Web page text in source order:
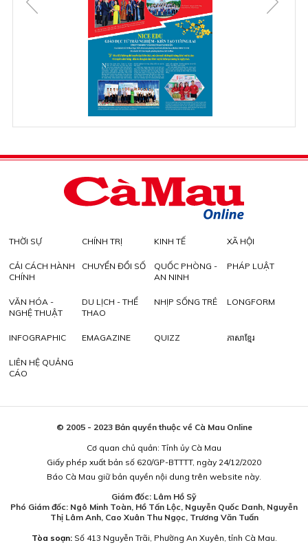
THỜI SỰ CHÍNH TRỊ KINH TẾ XÃ HỘI
CẢI CÁCH HÀNH
CHÍNH
CHUYỂN ĐỔI SỐ
QUỐC PHÒNG -
AN NINH
PHÁP LUẬT
VĂN HÓA -
NGHỆ THUẬT
DU LỊCH - THỂ
THAO
NHỊP SỐNG TRẺ LONGFORM
INFOGRAPHIC EMAGAZINE QUIZZ ភាសាខ្មែរ
LIÊN HỆ QUẢNG
CÁO
© 2005 - 2023 Bản quyền thuộc về Cà Mau Online
Cơ quan chủ quản: Tỉnh ủy Cà Mau
Giấy phép xuất bản số 620/GP-BTTTT, ngày 24/12/2020
Báo Cà Mau giữ bản quyền nội dung trên website này.
Giám đốc: Lâm Hồ Sỹ
Phó Giám đốc: Ngô Minh Toàn, Hồ Tấn Lộc, Nguyễn Quốc Danh, Nguyễn
Thị Lâm Anh, Cao Xuân Thu Ngọc, Trương Văn Tuấn
Tòa soạn:Số 413 Nguyễn Trãi, Phường An Xuyên, tỉnh Cà Mau.